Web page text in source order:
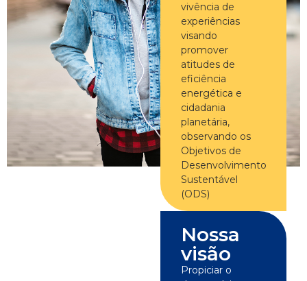
vivência de
experiências
visando
promover
atitudes de
eficiência
energética e
cidadania
planetária,
observando os
Objetivos de
Desenvolvimento
Sustentável
(ODS)
Nossa
visão​
Propiciar o